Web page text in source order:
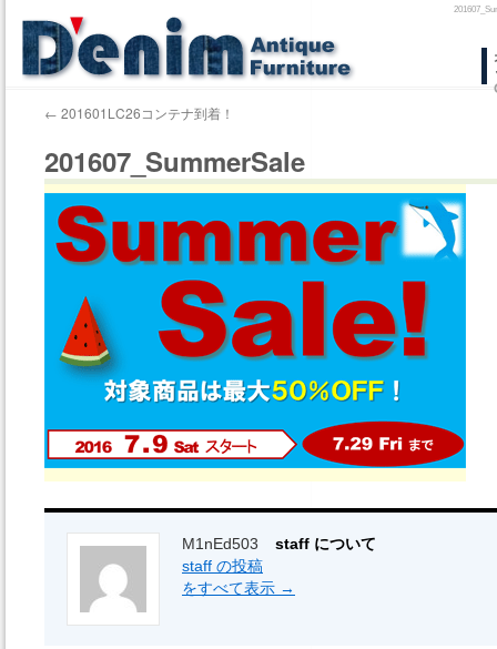
ツ
ス
キ
← 201601LC26コンテナ到着！
201607_SummerSale
staff について
M1nEd503
staff の投稿
をすべて表示 →